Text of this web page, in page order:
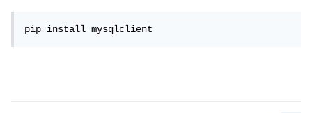
pip install mysqlclient